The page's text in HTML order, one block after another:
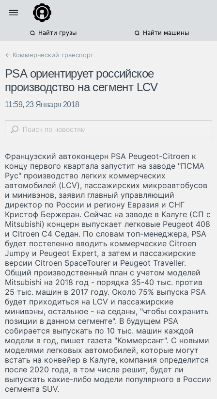
Найти грузы Найти машины
← Коммерческий транспорт
PSA ориентирует российское
производство на сегмент LCV
11:59, 23 Января 2018
Французский автоконцерн PSA Peugeot-Citroen к
концу первого квартала запустит на заводе "ПСМА
Рус" производство легких коммерческих
автомобилей (LCV), пассажирских микроавтобусов
и минивэнов, заявил главный управляющий
директор по России и региону Евразия и СНГ
Кристоф Бержеран. Сейчас на заводе в Калуге (СП с
Mitsubishi) концерн выпускает легковые Peugeot 408
и Citroen C4 Седан. По словам топ-менеджера, PSA
будет постепенно вводить коммерческие Citroen
Jumpy и Peugeot Expert, а затем и пассажирские
версии Citroen SpaceTourer и Peugeot Traveller.
Общий производственный план с учетом моделей
Mitsubishi на 2018 год - порядка 35-40 тыс. против
25 тыс. машин в 2017 году. Около 75% выпуска PSA
будет приходиться на LCV и пассажирские
минивэны, остальное - на седаны, "чтобы сохранить
позиции в данном сегменте". В будущем PSA
собирается выпускать по 10 тыс. машин каждой
модели в год, пишет газета "Коммерсант". С новыми
моделями легковых автомобилей, которые могут
встать на конвейер в Калуге, компания определится
после 2020 года, в том числе решит, будет ли
выпускать какие-либо модели популярного в России
сегмента SUV.